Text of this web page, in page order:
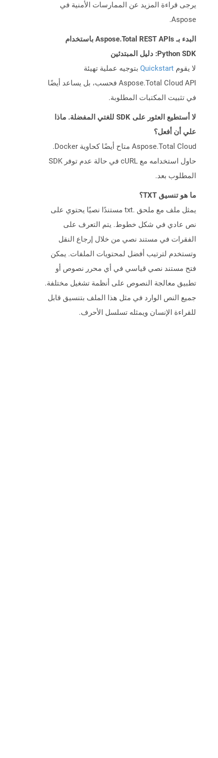
يرجى قراءة المزيد عن الممارسات الأمنية في
Aspose.
البدء بـ Aspose.Total REST APIs باستخدام
Python SDK: دليل المبتدئين
لا يقوم Quickstart بتوجيه عملية تهيئة
Aspose.Total Cloud API فحسب، بل يساعد أيضًا
في تثبيت المكتبات المطلوبة.
لا أستطيع العثور على SDK للغتي المفضلة. ماذا
علي أن أفعل؟
Aspose.Total Cloud متاح أيضًا كحاوية Docker.
حاول استخدامه مع cURL في حالة عدم توفر SDK
المطلوب بعد.
ما هو تنسيق TXT؟
يمثل ملف مع ملحق .txt مستندًا نصيًا يحتوي على
نص عادي في شكل خطوط. يتم التعرف على
الفقرات في مستند نصي من خلال إرجاع النقل
وتستخدم لترتيب أفضل لمحتويات الملفات. يمكن
فتح مستند نصي قياسي في أي محرر نصوص أو
تطبيق معالجة النصوص على أنظمة تشغيل مختلفة.
جميع النص الوارد في مثل هذا الملف بتنسيق قابل
للقراءة الإنسان ويمثله تسلسل الأحرف.